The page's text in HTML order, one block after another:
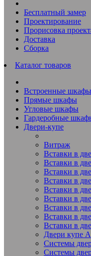
Бесплатный замер
Проектирование
Прорисовка
Доставка
Сборка
Каталог товаров
Встроенные шкафы
Прямые шкафы
Угловые шкафы
Гардеробные
Двери-купе
Витраж
Вставки в
Вставки в
Вставки в
Вставки в
Вставки в
Вставки в
Вставки в
Вставки в
Вставки в
Двери купе
Системы
Системы